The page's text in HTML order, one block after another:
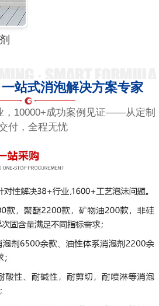
一站式消泡解决方案专家
，10000+成功案例见证——从定制
付，全程无忧